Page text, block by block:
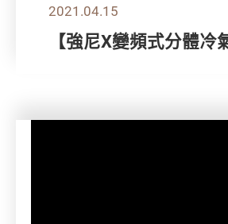
2021.04.15
【強尼X變頻式分體冷